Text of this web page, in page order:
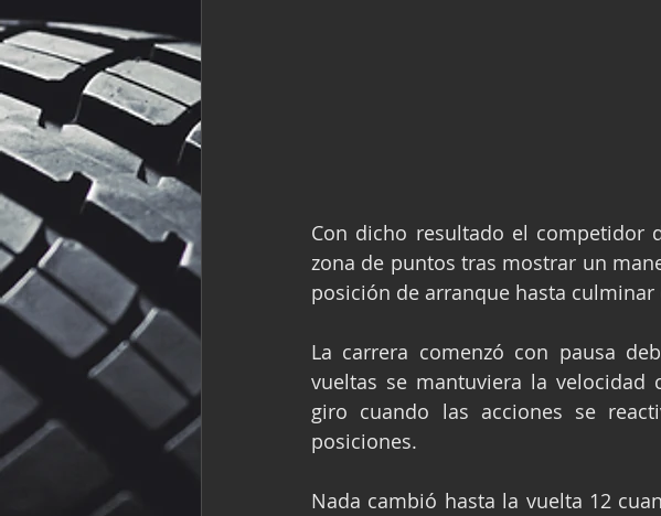
Con dicho resultado el competidor
zona de puntos tras mostrar un
posición de arranque hasta
La carrera comenzó con pausa
vueltas se mantuviera la
giro cuando las acciones se
posiciones.
Nada cambió hasta la vuelta 12